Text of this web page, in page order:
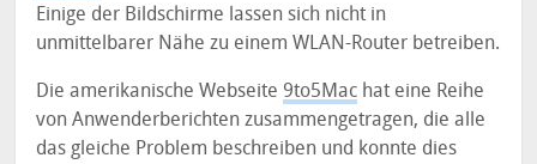
Einige der Bildschirme lassen sich nicht in
unmittelbarer Nähe zu einem WLAN-Router betreiben.
Die amerikanische Webseite 9to5Mac hat eine Reihe
von Anwenderberichten zusammengetragen, die alle
das gleiche Problem beschreiben und konnte dies